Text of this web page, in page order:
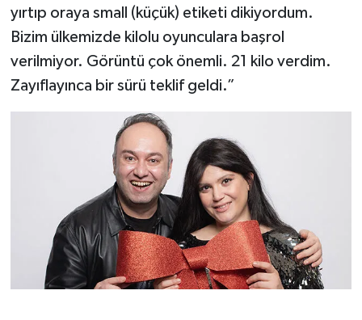
yırtıp oraya small (küçük) etiketi dikiyordum.
Bizim ülkemizde kilolu oyunculara başrol
verilmiyor. Görüntü çok önemli. 21 kilo verdim.
Zayıflayınca bir sürü teklif geldi.”